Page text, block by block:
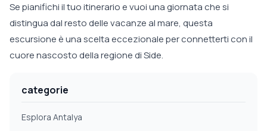
Se pianifichi il tuo itinerario e vuoi una giornata che si
distingua dal resto delle vacanze al mare, questa
escursione è una scelta eccezionale per connetterti con il
cuore nascosto della regione di Side.
categorie
Esplora Antalya